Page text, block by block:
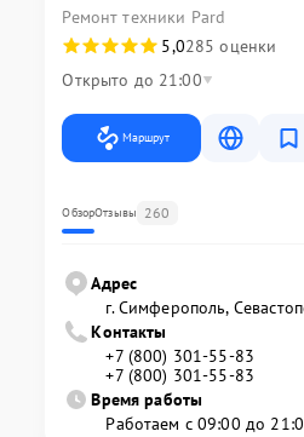
Ремонт техники Pard
5,0285 оценки
Открыто до 21:00
Маршрут
ОбзорОтзывы 260
Адрес
г. Симферополь,
Контакты
+7 (800) 301-55-83
+7 (800) 301-55-83
Время работы
Работаем с 09:00 до